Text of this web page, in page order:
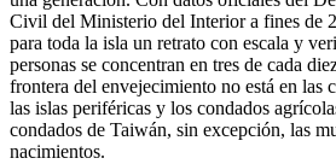
Civil del Ministerio del Interior a fines de
para toda la isla un retrato con escala y
personas se concentran en tres de cada
frontera del envejecimiento no está en las
las islas periféricas y los condados
condados de Taiwán, sin excepción, las
nacimientos.